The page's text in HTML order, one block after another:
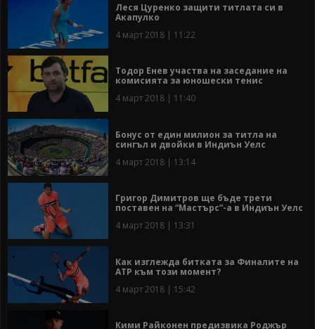
Леся Цуренко защити титлата си в
Акапулко
4 март 2018 | 11:22
Тодор Енев участва на заседание на
комисията за юношески тенис
4 март 2018 | 11:40
Бонус от един милион за титла на
сингъл и двойки в Индиън Уелс
4 март 2018 | 13:14
Григор Димитров ще бъде трети
поставен на “Мастърс”-а в Индиън Уелс
4 март 2018 | 13:31
Как изглежда битката за Финалите на
АТР към този момент?
4 март 2018 | 15:42
Кими Райконен предизвика Роджър